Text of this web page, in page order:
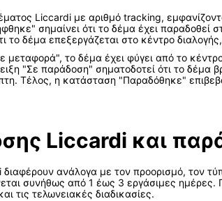
Liccardi με αριθμό tracking,
σημαίνει ότι το δέμα έχει παραδοθεί
το δέμα επεξεργάζεται στο κέντρο
το δέμα έχει φύγει από το κέντρο
"Σε παράδοση" σηματοδοτεί ότι το δέμα
Τέλος, η κατάσταση "Παραδόθηκε"
Liccardi και
ανάλογα με τον προορισμό, τον
συνήθως από 1 έως 3 εργάσιμες ημέρες.
τις τελωνειακές διαδικασίες.